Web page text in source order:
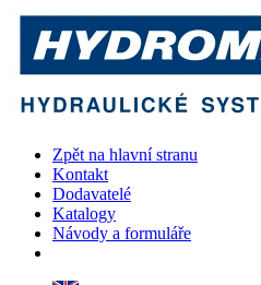
Zpět na hlavní stranu
Kontakt
Dodavatelé
Katalogy
Návody a formuláře